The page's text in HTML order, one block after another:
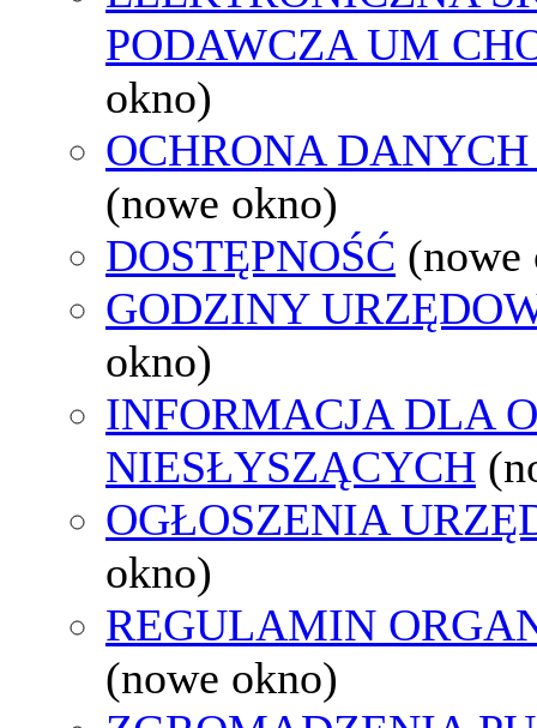
PODAWCZA UM
okno)
OCHRONA
(nowe okno)
DOSTĘPNOŚĆ (nowe
GODZINY
okno)
INFORMACJA DLA
NIESŁYSZĄCYCH
OGŁOSZENIA
okno)
REGULAMIN
(nowe okno)